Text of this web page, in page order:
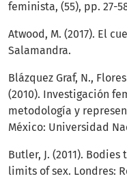
feminista, (55), pp. 27-
Atwood, M. (2017). El
Salamandra.
Blázquez Graf, N.,
(2010). Investigación
metodología y
México: Universidad
Butler, J. (2011).
limits of sex. Londres: